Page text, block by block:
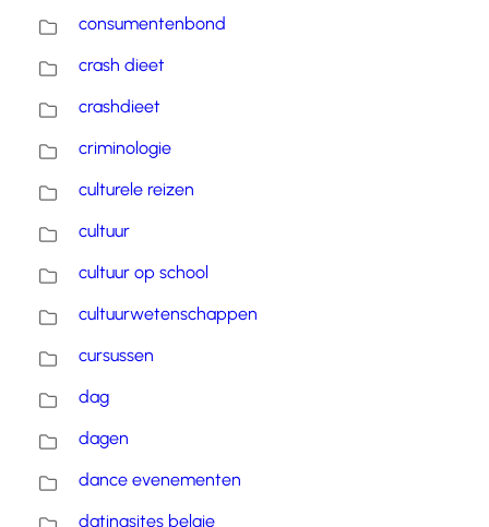
consumentenbond
crash dieet
crashdieet
criminologie
culturele reizen
cultuur
cultuur op school
cultuurwetenschappen
cursussen
dag
dagen
dance evenementen
datingsites belgie